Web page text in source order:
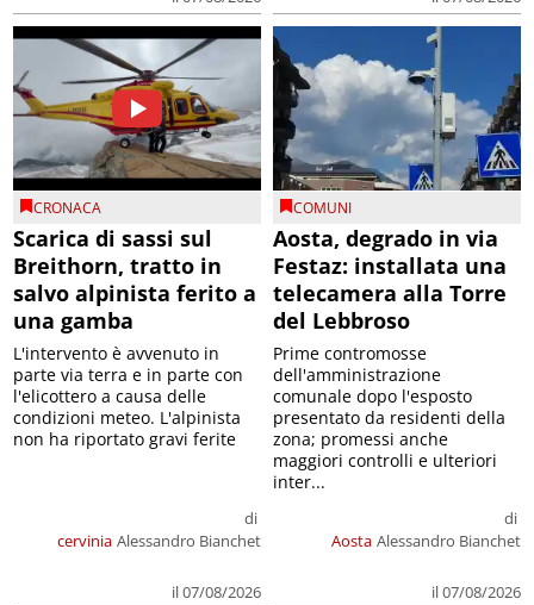
CRONACA
Scarica di sassi sul
Breithorn, tratto in
salvo alpinista ferito a
una gamba
cervinia
di
Alessandro Bianchet
il 07/08/2026
L'intervento è avvenuto in
parte via terra e in parte con
l'elicottero a causa delle
condizioni meteo. L'alpinista
non ha riportato gravi ferite
COMUNI
Aosta, degrado in via
Festaz: installata una
telecamera alla Torre
del Lebbroso
Aosta
di
Alessandro Bianchet
il 07/08/2026
Prime contromosse
dell'amministrazione
comunale dopo l'esposto
presentato da residenti della
zona; promessi anche
maggiori controlli e ulteriori
inter...